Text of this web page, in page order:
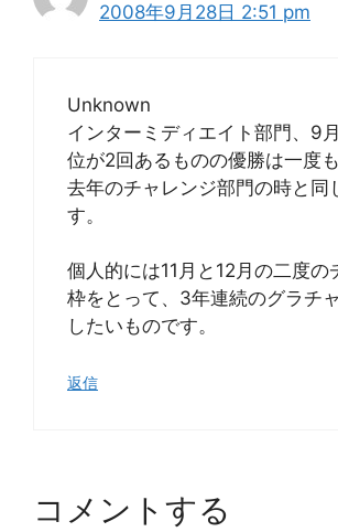
2008年9月28日 2:51 pm
Unknown
インターミディエイト部門、9
位が2回あるものの優勝は一度も
去年のチャレンジ部門の時と同
す。
個人的には11月と12月の二度の
枠をとって、3年連続のグラチ
したいものです。
返信
コメントする